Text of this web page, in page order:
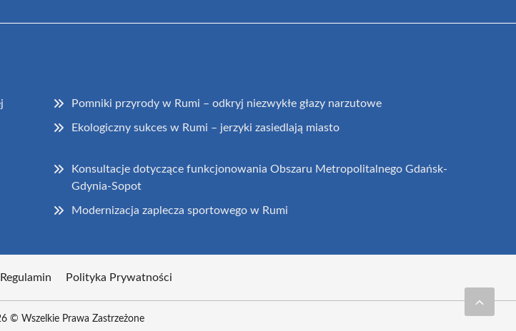
Pomniki przyrody w Rumi – odkryj niezwykłe głazy narzutowe
Ekologiczny sukces w Rumi – jerzyki zasiedlają miasto
Konsultacje dotyczące funkcjonowania Obszaru Metropolitalnego Gdańsk-
Gdynia-Sopot
Modernizacja zaplecza sportowego w Rumi
Regulamin Polityka Prywatności
© Wszelkie Prawa Zastrzeżone